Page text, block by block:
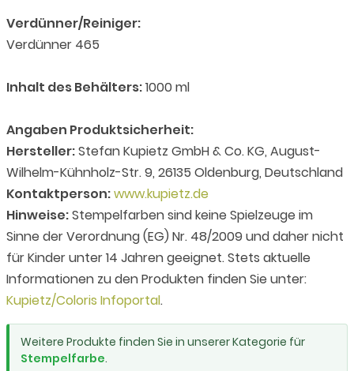
Verdünner/Reiniger:
Verdünner 465
Inhalt des Behälters:1000 ml
Angaben Produktsicherheit:
Hersteller:Stefan Kupietz GmbH & Co. KG, August-
Wilhelm-Kühnholz-Str. 9, 26135 Oldenburg, Deutschland
Kontaktperson:www.kupietz.de
Hinweise:Stempelfarben sind keine Spielzeuge im
Sinne der Verordnung (EG) Nr. 48/2009 und daher nicht
für Kinder unter 14 Jahren geeignet. Stets aktuelle
Informationen zu den Produkten finden Sie unter:
Kupietz/Coloris Infoportal.
Weitere Produkte finden Sie in unserer Kategorie für
Stempelfarbe.